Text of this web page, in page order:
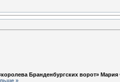
Бранденбургских ворот»
»